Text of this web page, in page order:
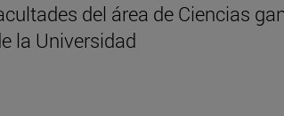
del área de Ciencias
la Universidad